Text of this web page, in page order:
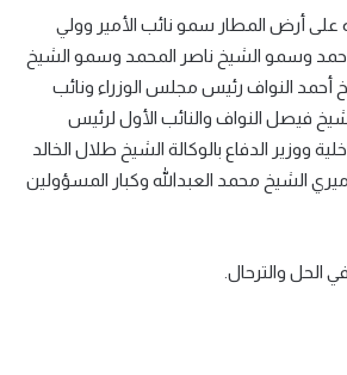
أرض المطار سمو نائب الأمير وولي
وسمو الشيخ ناصر المحمد وسمو الشيخ
أحمد النواف رئيس مجلس الوزراء ونائب
فيصل النواف والنائب الأول لرئيس
ووزير الدفاع بالوكالة الشيخ طلال الخالد
الشيخ محمد العبدالله وكبار المسؤولين
الحل والترحال.